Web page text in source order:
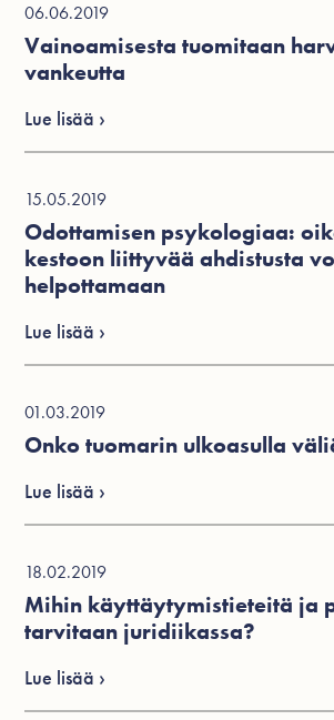
18.02.2019
Mihin käyttäytymistieteitä ja
tarvitaan juridiikassa?
Lue lisää ›
01.03.2019
Onko tuomarin ulkoasulla
Lue lisää ›
15.05.2019
Odottamisen psykologiaa:
kestoon liittyvää ahdistusta
helpottamaan
Lue lisää ›
06.06.2019
Vainoamisesta tuomitaan
vankeutta
Lue lisää ›